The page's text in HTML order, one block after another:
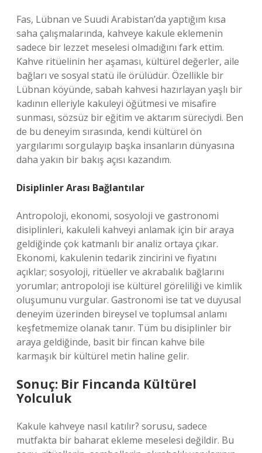
Fas, Lübnan ve Suudi Arabistan’da yaptığım kısa
saha çalışmalarında, kahveye kakule eklemenin
sadece bir lezzet meselesi olmadığını fark ettim.
Kahve ritüelinin her aşaması, kültürel değerler, aile
bağları ve sosyal statü ile örülüdür. Özellikle bir
Lübnan köyünde, sabah kahvesi hazırlayan yaşlı bir
kadının elleriyle kakuleyi öğütmesi ve misafire
sunması, sözsüz bir eğitim ve aktarım süreciydi. Ben
de bu deneyim sırasında, kendi kültürel ön
yargılarımı sorgulayıp başka insanların dünyasına
daha yakın bir bakış açısı kazandım.
Disiplinler Arası Bağlantılar
Antropoloji, ekonomi, sosyoloji ve gastronomi
disiplinleri, kakuleli kahveyi anlamak için bir araya
geldiğinde çok katmanlı bir analiz ortaya çıkar.
Ekonomi, kakulenin tedarik zincirini ve fiyatını
açıklar; sosyoloji, ritüeller ve akrabalık bağlarını
yorumlar; antropoloji ise kültürel göreliliği ve kimlik
oluşumunu vurgular. Gastronomi ise tat ve duyusal
deneyim üzerinden bireysel ve toplumsal anlamı
keşfetmemize olanak tanır. Tüm bu disiplinler bir
araya geldiğinde, basit bir fincan kahve bile
karmaşık bir kültürel metin haline gelir.
Sonuç: Bir Fincanda Kültürel
Yolculuk
Kakule kahveye nasıl katılır? sorusu, sadece
mutfakta bir baharat ekleme meselesi değildir. Bu